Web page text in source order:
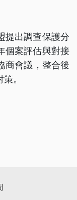
提出調查保護分
個案評估與對接
商會議，整合後
。